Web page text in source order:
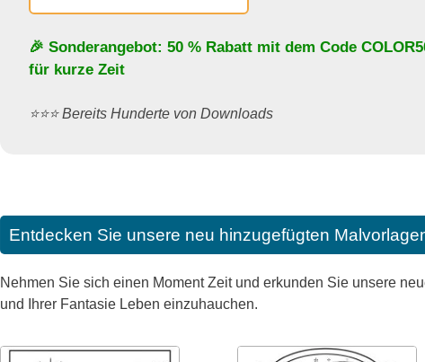
🎉 Sonderangebot: 50 % Rabatt mit dem Code
für kurze Zeit
⭐️⭐️⭐️ Bereits Hunderte von Downloads
Entdecken Sie unsere neu hinzugefügten
Nehmen Sie sich einen Moment Zeit und erkunden Sie unsere
und Ihrer Fantasie Leben einzuhauchen.